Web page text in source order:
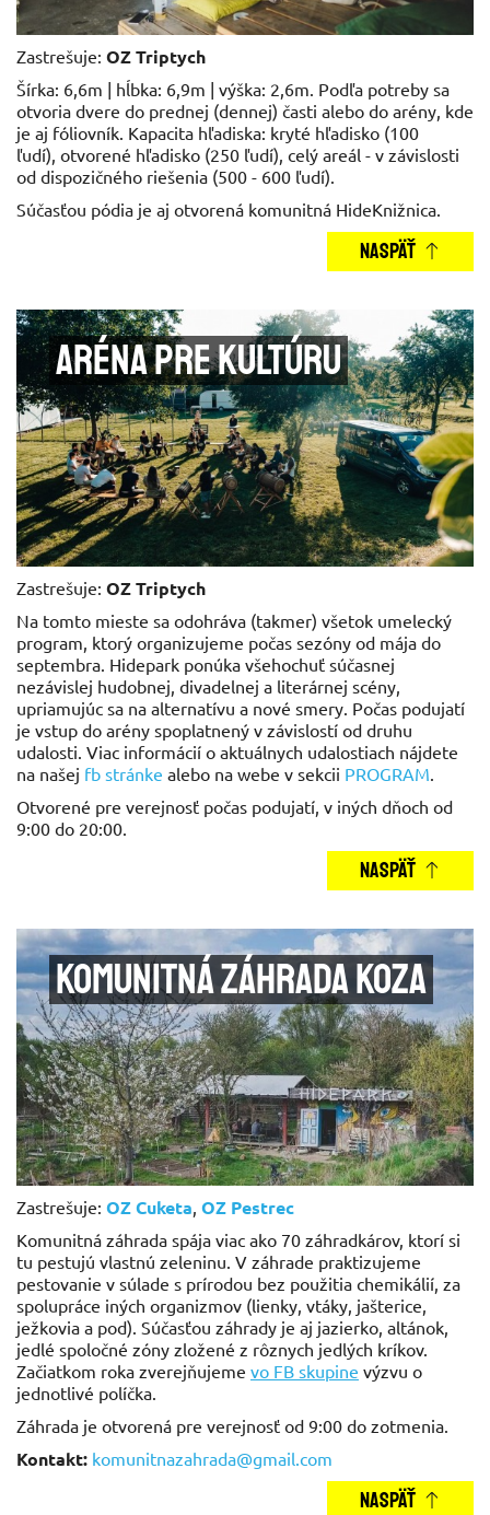
Zastrešuje: OZ Triptych
Šírka: 6,6m | hĺbka: 6,9m | výška: 2,6m. Podľa potreby sa
otvoria dvere do prednej (dennej) časti alebo do arény, kde
je aj fóliovník. Kapacita hľadiska: kryté hľadisko (100
ľudí), otvorené hľadisko (250 ľudí), celý areál - v závislosti
od dispozičného riešenia (500 - 600 ľudí).
Súčasťou pódia je aj otvorená komunitná HideKnižnica.
NASPÄŤ
Aréna pre kultúru
Zastrešuje: OZ Triptych
Na tomto mieste sa odohráva (takmer) všetok umelecký
program, ktorý organizujeme počas sezóny od mája do
septembra. Hidepark ponúka všehochuť súčasnej
nezávislej hudobnej, divadelnej a literárnej scény,
upriamujúc sa na alternatívu a nové smery. Počas podujatí
je vstup do arény spoplatnený v závislostí od druhu
udalosti. Viac informácií o aktuálnych udalostiach nájdete
na našej fb stránke alebo na webe v sekcii PROGRAM.
Otvorené pre verejnosť počas podujatí, v iných dňoch od
9:00 do 20:00.
NASPÄŤ
Komunitná záhrada Koza
Zastrešuje: OZ Cuketa, OZ Pestrec
Komunitná záhrada spája viac ako 70 záhradkárov, ktorí si
tu pestujú vlastnú zeleninu. V záhrade praktizujeme
pestovanie v súlade s prírodou bez použitia chemikálií, za
spolupráce iných organizmov (lienky, vtáky, jašterice,
ježkovia a pod). Súčasťou záhrady je aj jazierko, altánok,
jedlé spoločné zóny zložené z rôznych jedlých kríkov.
Začiatkom roka zverejňujeme vo FB skupine výzvu o
jednotlivé políčka.
Záhrada je otvorená pre verejnosť od 9:00 do zotmenia.
Kontakt: komunitnazahrada@gmail.com
NASPÄŤ